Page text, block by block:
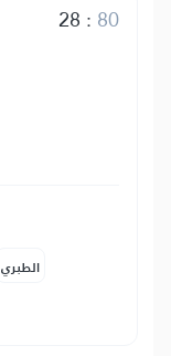
28 : 80
الطبري